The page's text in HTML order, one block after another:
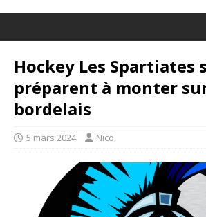
Hockey Les Spartiates
préparent à monter
bordelais
5 mars 2024 Nico